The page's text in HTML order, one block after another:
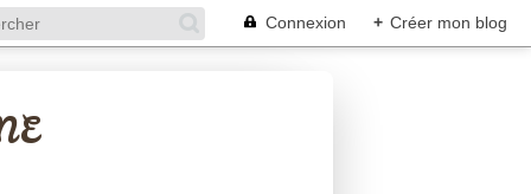
Connexion + Créer mon blog